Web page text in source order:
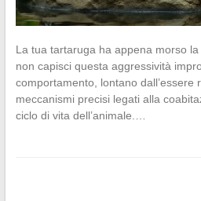
La tua tartaruga ha appena morso
non capisci questa aggressività
comportamento, lontano dall’essere
meccanismi precisi legati alla
ciclo di vita dell’animale.…